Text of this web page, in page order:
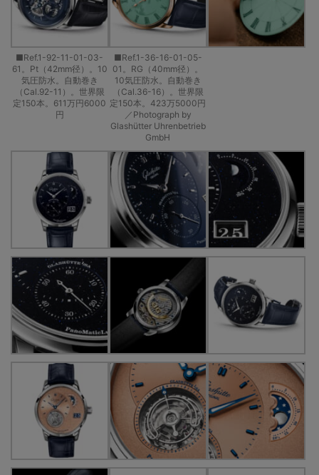
■Ref.1-92-11-01-03-
61。Pt（42mm径）。10
気圧防水。自動巻き
（Cal.92-11）。世界限
定150本。611万円6000
円
■Ref.1-36-16-01-05-
01。RG（40mm径）。
10気圧防水。自動巻き
（Cal.36-16）。世界限
定150本。423万5000円
／Photograph by
Glashütter Uhrenbetrieb
GmbH